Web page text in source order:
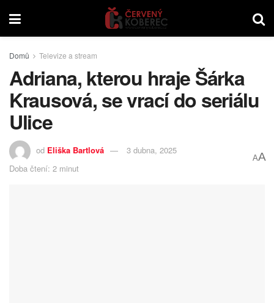
Domů Televize a stream
Adriana, kterou hraje Šárka
Krausová, se vrací do seriálu
Ulice
od Eliška Bartlová
3 dubna, 2025
Doba čtení: 2 minut
AA